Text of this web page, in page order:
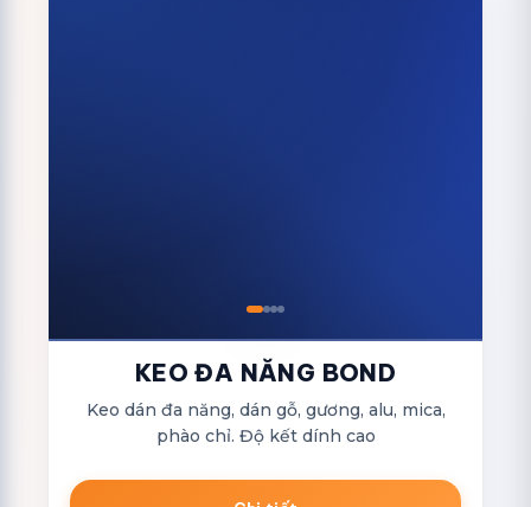
KEO ĐA NĂNG BOND
Keo dán đa năng, dán gỗ, gương, alu, mica,
phào chỉ. Độ kết dính cao